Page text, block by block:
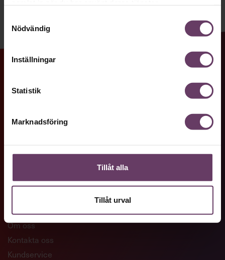
Nödvändig
Inställningar
Statistik
Marknadsföring
Tillåt alla
Tillåt urval
Artiklar och reportage
Företagsanpassade utbildningar
Om oss
Kontakta oss
Kundservice